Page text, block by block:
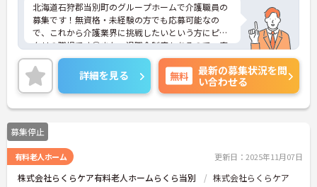
北海道石狩郡当別町のグループホームで介護職員の
募集です！無資格・未経験の方でも応募可能なの
で、これから介護業界に挑戦したいという方にピッ
タリの職場です◎また、退職金制度もあるので、安
心して長く働きやすい環境が整っています♪ご興味
のある方は、面接ポイントをお伝えしますので、お
気軽にご連絡ください。
詳細を見る 無料
最新の募集状況を問
い合わせる
募集停止
有料老人ホーム 更新日：2025年11月07日
株式会社らくらケア有料老人ホームらくら当別 株式会社らくらケア